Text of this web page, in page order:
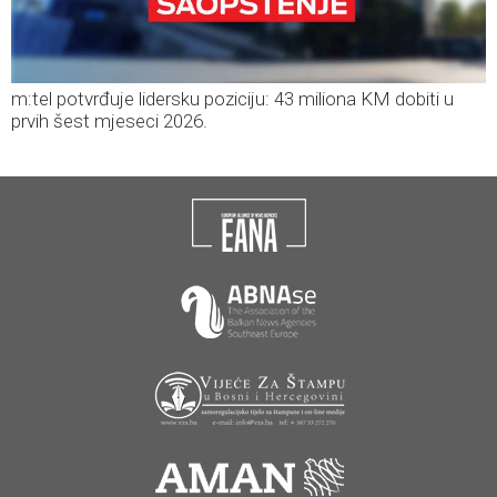
m:tel potvrđuje lidersku poziciju: 43 miliona KM dobiti u
prvih šest mjeseci 2026.